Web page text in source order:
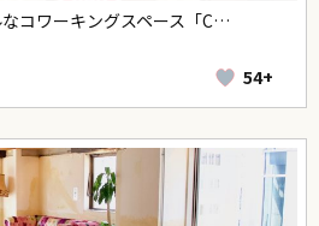
コワーキングスペース「C…
54+